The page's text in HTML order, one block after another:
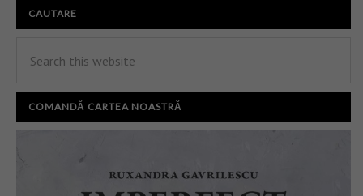
CAUTARE
COMANDĂ CARTEA NOASTRĂ